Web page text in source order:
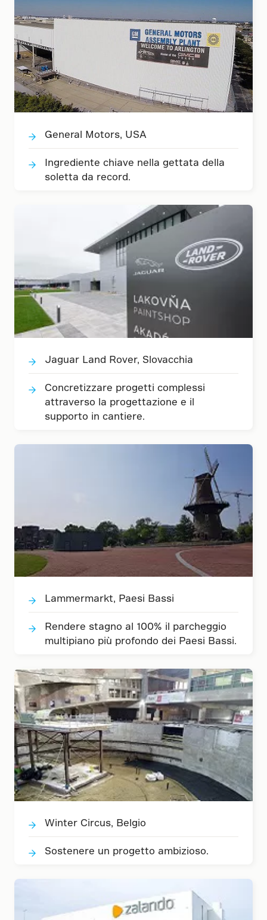
General Motors, USA
Ingrediente chiave nella gettata della
soletta da record.
Jaguar Land Rover, Slovacchia
Concretizzare progetti complessi
attraverso la progettazione e il
supporto in cantiere.
Lammermarkt, Paesi Bassi
Rendere stagno al 100% il parcheggio
multipiano più profondo dei Paesi Bassi.
Winter Circus, Belgio
Sostenere un progetto ambizioso.